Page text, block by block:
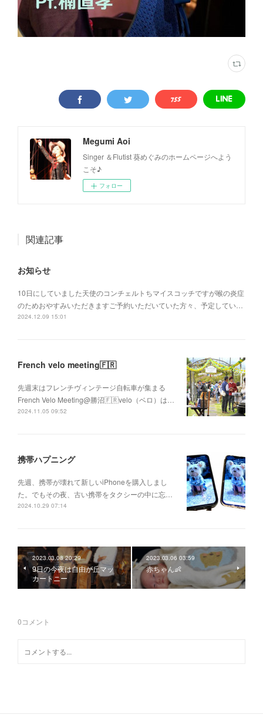
Megumi Aoi
Singer ＆Flutist 葵めぐみのホームページへよう
こそ♪
フォロー
関連記事
お知らせ
10日にしていました天使のコンチェルトちマイスコッチですが喉の炎症
のためおやすみいただきますご予約いただいていた方々、予定してい…
2024.12.09 15:01
French velo meeting🇫🇷
先週末はフレンチヴィンテージ自転車が集まる
French Velo Meeting@勝沼🇫🇷velo（ベロ）は…
2024.11.05 09:52
携帯ハプニング
先週、携帯が壊れて新しいiPhoneを購入しまし
た。でもその夜、古い携帯をタクシーの中に忘…
2024.10.29 07:14
2023.03.08 20:29
9日の今夜は自由が丘マッ
カートニー
2023.03.06 03:59
赤ちゃん👶
0コメント